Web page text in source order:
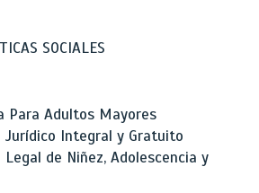
SOCIALES
Para Adultos Mayores
Jurídico Integral y Gratuito
de Niñez, Adolescencia y